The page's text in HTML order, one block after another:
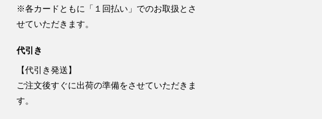
※各カードともに「１回払い」でのお取扱とさ
せていただきます。
代引き
【代引き発送】
ご注文後すぐに出荷の準備をさせていただきま
す。